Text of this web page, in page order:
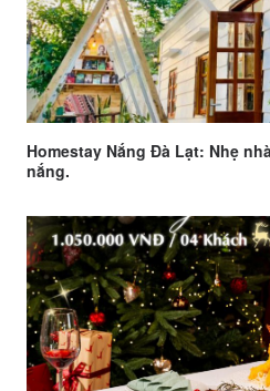
Homestay Nắng Đà Lạt: Nhẹ
nắng.